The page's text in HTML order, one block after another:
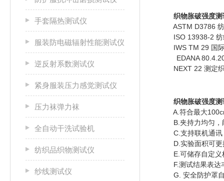
手套隔热测试仪
服装防电磁辐射性能测试仪
逆反射系数测试仪
紧身服装压力感觉测试仪
压力袜弹力袜
全自动干洗试验机
纺织品织物测试仪
纱线测试仪
织物胀破强度测
ASTM D3786 纺
ISO 13938-2 纺
IWS TM 29 国
EDANA
NEXT 22 测定织
织物胀破强度测
A.符合最大
B.夹持力均匀，
C.支持联机通讯
D.实验面积可更
E.可储存自定义
F.测试结果表达丰
G. 安全防护罩自